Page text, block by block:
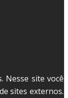
Nesse site você
sites externos.